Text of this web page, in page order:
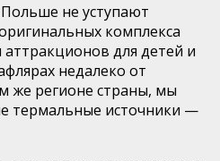
не уступают
комплекса
для детей и
недалеко от
же регионе страны, мы
термальные источники —